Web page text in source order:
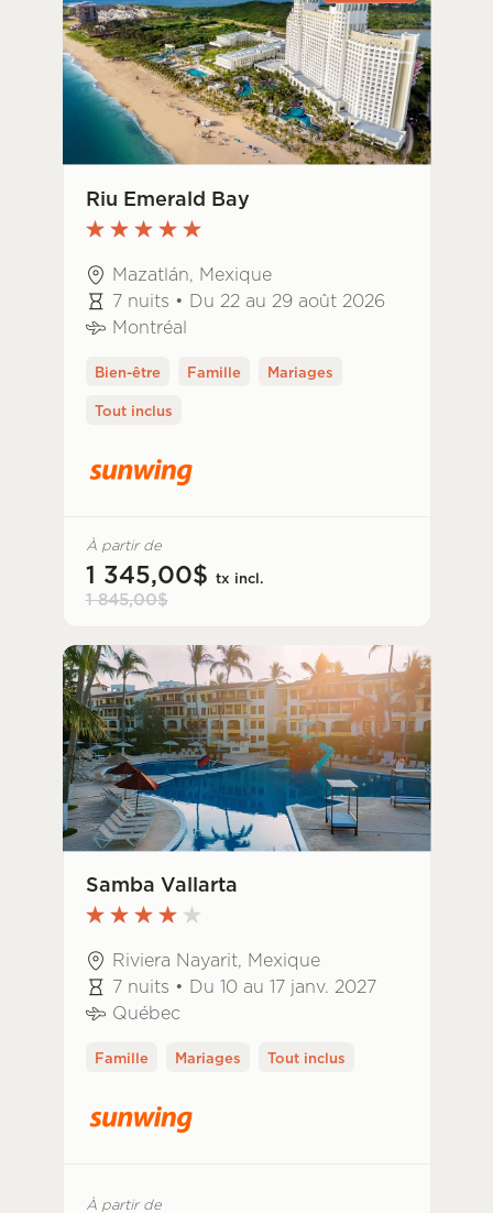
Riu Emerald Bay
Mazatlán, Mexique
7 nuits • Du 22 au 29 août 2026
Montréal
Bien-être Famille
Mariages
Tout inclus
À partir de
1 345,00$ tx incl.
1 845,00$
Samba Vallarta
Riviera Nayarit, Mexique
7 nuits • Du 10 au 17 janv. 2027
Québec
Famille Mariages Tout inclus
À partir de